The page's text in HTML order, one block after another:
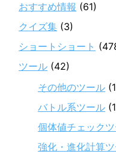
おすすめ情報 (61)
クイズ集 (3)
ショートショート
ツール (42)
その他のツール
バトル系ツール
個体値チェック
強化・進化計算